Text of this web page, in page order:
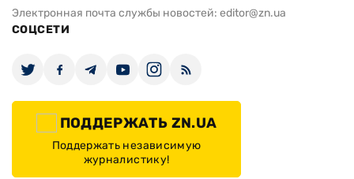
Электронная почта службы новостей: editor@zn.ua
СОЦСЕТИ
ПОДДЕРЖАТЬ ZN.UA
Поддержать независимую
журналистику!